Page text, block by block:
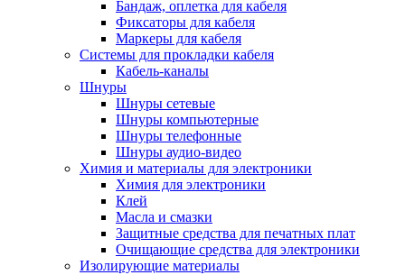
Бандаж, оплетка для кабеля
Фиксаторы для кабеля
Маркеры для кабеля
Системы для прокладки кабеля
Кабель-каналы
Шнуры
Шнуры сетевые
Шнуры компьютерные
Шнуры телефонные
Шнуры аудио-видео
Химия и материалы для электроники
Химия для электроники
Клей
Масла и смазки
Защитные средства для печатных плат
Очищающие средства для электроники
Изолирующие материалы